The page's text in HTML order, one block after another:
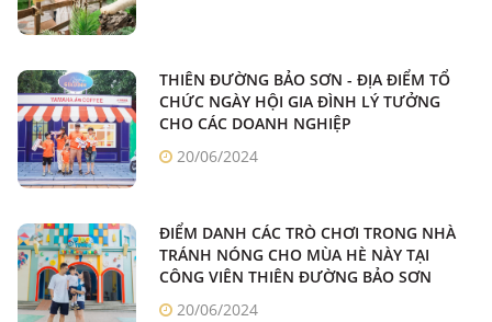
THIÊN ĐƯỜNG BẢO SƠN - ĐỊA ĐIỂM TỔ
CHỨC NGÀY HỘI GIA ĐÌNH LÝ TƯỞNG
CHO CÁC DOANH NGHIỆP
20/06/2024
ĐIỂM DANH CÁC TRÒ CHƠI TRONG NHÀ
TRÁNH NÓNG CHO MÙA HÈ NÀY TẠI
CÔNG VIÊN THIÊN ĐƯỜNG BẢO SƠN
20/06/2024